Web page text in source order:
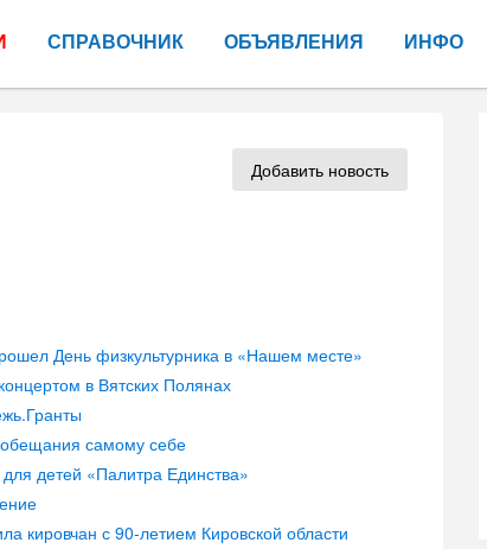
СПРАВОЧНИК ОБЪЯВЛЕНИЯ ИНФО
Добавить новость
День физкультурника в «Нашем месте»
в Вятских Полянах
обещания самому себе
детей «Палитра Единства»
кировчан с 90-летием Кировской области